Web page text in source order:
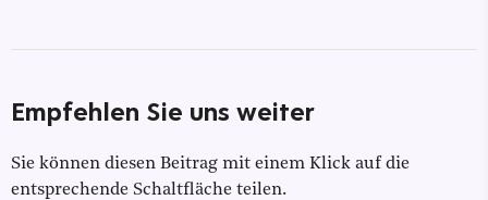
Empfehlen Sie uns weiter
Sie können diesen Beitrag mit einem Klick auf die
entsprechende Schaltfläche teilen.